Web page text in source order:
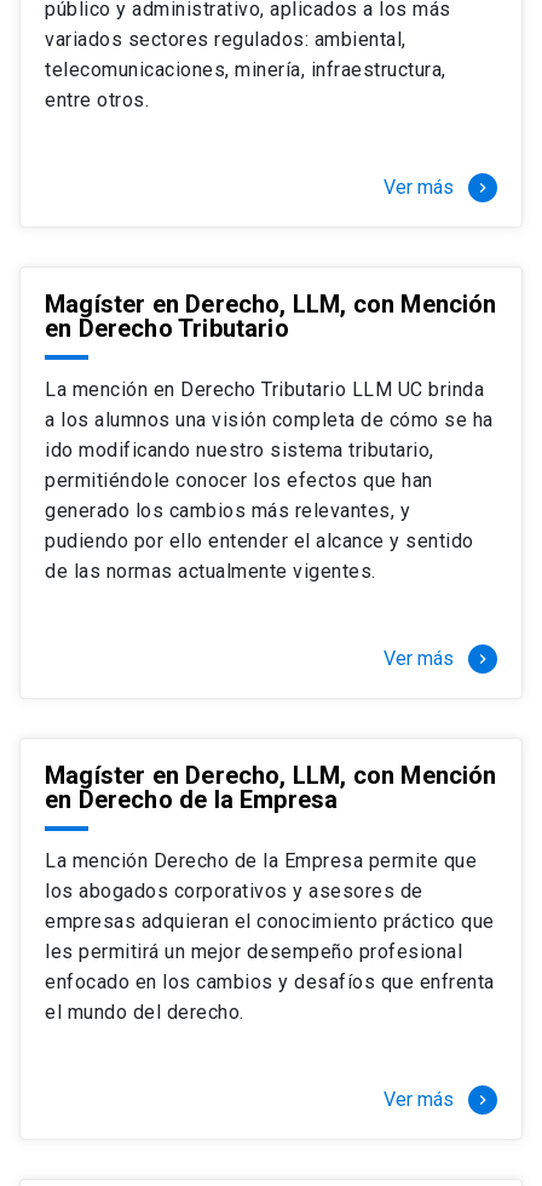
Si optas por la modalidad Full Time:
El LLM UC Full Time es una versión del programa
destinado principalmente a extranjeros, que permite
necesidades y expectativas profesionales, eligiendo
completamente al programa o compatibilizarás un
estudio intenso y exigente, con una muy baja carga
laboral, de marzo a noviembre, para dedicarte
completamente a la actividad de graduación de
diciembre a marzo.
2 cursos mínimos (10 créditos) Primer
semestre
+ 5 cursos a elección (50 créditos) Primer
semestre
+ 4 cursos a elección (40 créditos)
tres meses a tiempo completo (20
Juan Ignacio Piña Rochefort
Director Magíster en Derecho, LLM UC
público y administrativo, aplicados a los más
variados sectores regulados: ambiental,
telecomunicaciones, minería, infraestructura,
entre otros.
Ver más keyboard_arrow_right
Magíster en Derecho, LLM, con Mención
en Derecho Tributario
La mención en Derecho Tributario LLM UC brinda
a los alumnos una visión completa de cómo se ha
ido modificando nuestro sistema tributario,
permitiéndole conocer los efectos que han
generado los cambios más relevantes, y
pudiendo por ello entender el alcance y sentido
de las normas actualmente vigentes.
Ver más keyboard_arrow_right
Magíster en Derecho, LLM, con Mención
en Derecho de la Empresa
La mención Derecho de la Empresa permite que
los abogados corporativos y asesores de
empresas adquieran el conocimiento práctico que
les permitirá un mejor desempeño profesional
enfocado en los cambios y desafíos que enfrenta
el mundo del derecho.
Ver más keyboard_arrow_right